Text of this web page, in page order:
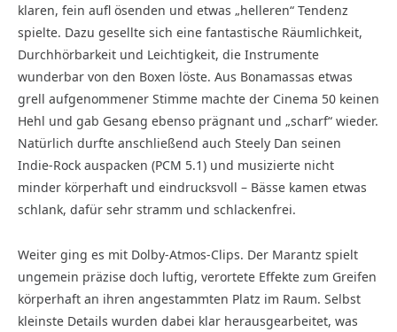
klaren, fein aufl ösenden und etwas „helleren“ Tendenz
spielte. Dazu gesellte sich eine fantastische Räumlichkeit,
Durchhörbarkeit und Leichtigkeit, die Instrumente
wunderbar von den Boxen löste. Aus Bonamassas etwas
grell aufgenommener Stimme machte der Cinema 50 keinen
Hehl und gab Gesang ebenso prägnant und „scharf“ wieder.
Natürlich durfte anschließend auch Steely Dan seinen
Indie-Rock auspacken (PCM 5.1) und musizierte nicht
minder körperhaft und eindrucksvoll – Bässe kamen etwas
schlank, dafür sehr stramm und schlackenfrei.
Weiter ging es mit Dolby-Atmos-Clips. Der Marantz spielt
ungemein präzise doch luftig, verortete Effekte zum Greifen
körperhaft an ihren angestammten Platz im Raum. Selbst
kleinste Details wurden dabei klar herausgearbeitet, was